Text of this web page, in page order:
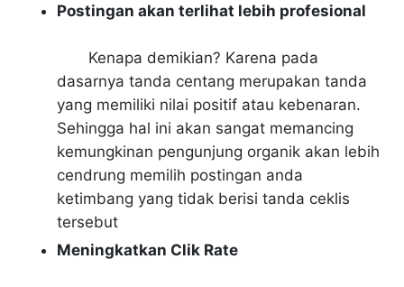
Postingan akan terlihat lebih profesional
Kenapa demikian? Karena pada
dasarnya tanda centang merupakan tanda
yang memiliki nilai positif atau kebenaran.
Sehingga hal ini akan sangat memancing
kemungkinan pengunjung organik akan lebih
cendrung memilih postingan anda
ketimbang yang tidak berisi tanda ceklis
tersebut
Meningkatkan Clik Rate